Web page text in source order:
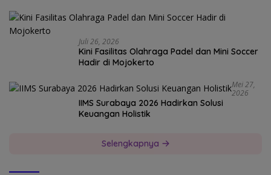
Juli 26, 2026
Kini Fasilitas Olahraga Padel dan Mini Soccer
Hadir di Mojokerto
Mei 27,
2026
IIMS Surabaya 2026 Hadirkan Solusi
Keuangan Holistik
Selengkapnya